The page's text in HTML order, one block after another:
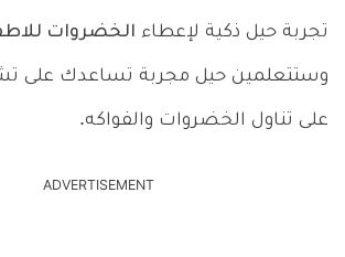
تجربة حيل ذكية لإعطاء الخضروات
وستتعلمين حيل مجربة تساعدك على
على تناول الخضروات والفواكه.
ADVERTISEMENT